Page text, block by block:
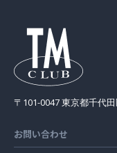
〒101-0047 東京都千代
お問い合わせ